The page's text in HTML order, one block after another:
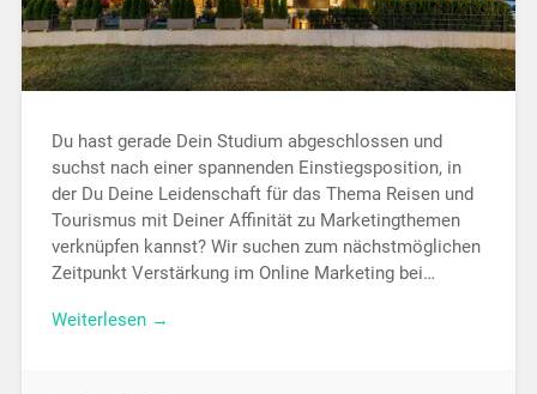
Du hast gerade Dein Studium abgeschlossen und
suchst nach einer spannenden Einstiegsposition, in
der Du Deine Leidenschaft für das Thema Reisen und
Tourismus mit Deiner Affinität zu Marketingthemen
verknüpfen kannst? Wir suchen zum nächstmöglichen
Zeitpunkt Verstärkung im Online Marketing bei…
Weiterlesen →